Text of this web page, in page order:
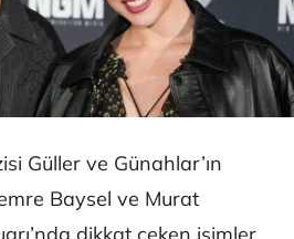
Güller ve Günahlar’ın
Baysel ve Murat
dikkat çeken isimler